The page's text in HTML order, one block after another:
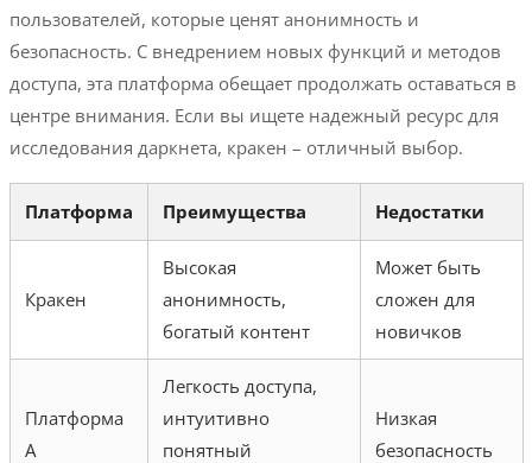
пользователей, которые ценят анонимность и
безопасность. С внедрением новых функций и методов
доступа, эта платформа обещает продолжать оставаться в
центре внимания. Если вы ищете надежный ресурс для
исследования даркнета, кракен – отличный выбор.
Платформа Преимущества Недостатки
Кракен
Высокая
анонимность,
богатый контент
Может быть
сложен для
новичков
Платформа
А
Легкость доступа,
интуитивно
понятный
Низкая
безопасность